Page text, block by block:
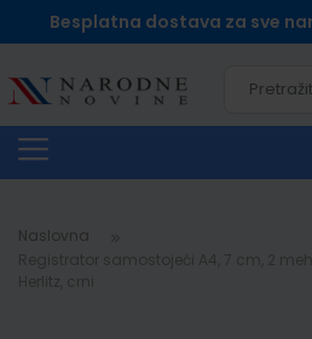
Besplatna dostava za sve
Naslovna